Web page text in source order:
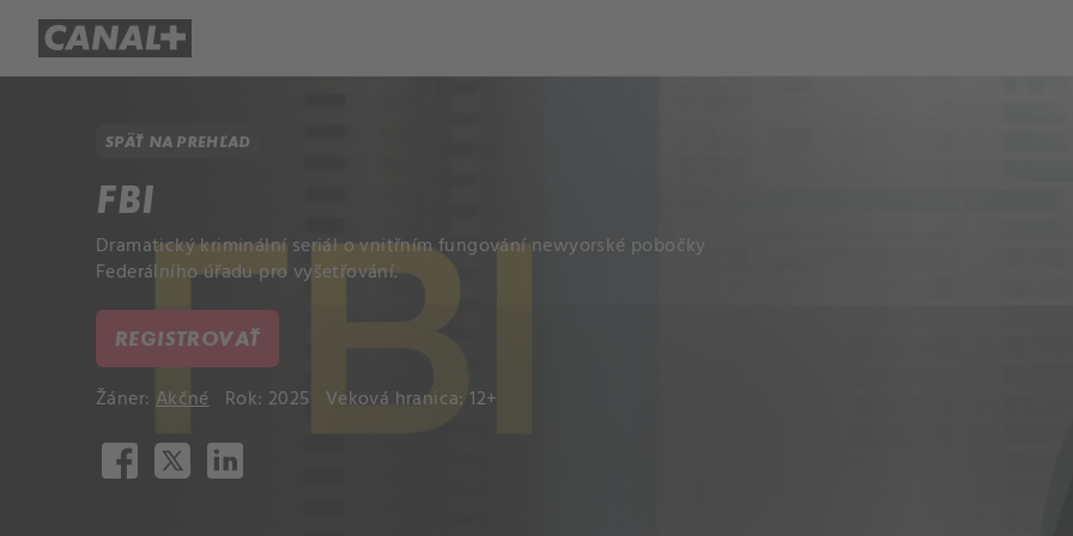
SPÄŤ NA PREHĽAD
FBI
Dramatický kriminální seriál o vnitřním fungování newyorské pobočky
Federálního úřadu pro vyšetřování.
REGISTROVAŤ
Žáner: Akčné Rok: 2025 Veková hranica: 12+